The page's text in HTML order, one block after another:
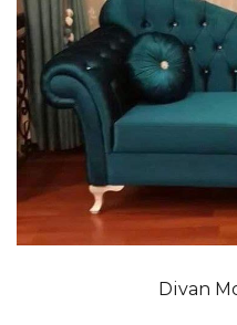
dəstləri növləri ilə
olacaq.
Divan kreslo
Evin ən həyati və
divan kreslomodelleri
məxmər kimi
Dəri divan kreslo
ağır bir atmosfer
təmizlənməsi çox asan
Divan